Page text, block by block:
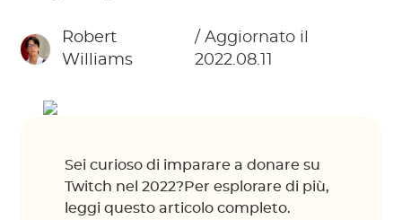
Robert
Williams
/ Aggiornato il
2022.08.11
Sei curioso di imparare a donare su
Twitch nel 2022?Per esplorare di più,
leggi questo articolo completo.